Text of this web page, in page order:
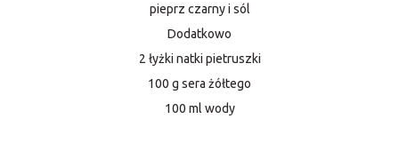
pieprz czarny i sól
Dodatkowo
2 łyżki natki pietruszki
100 g sera żółtego
100 ml wody